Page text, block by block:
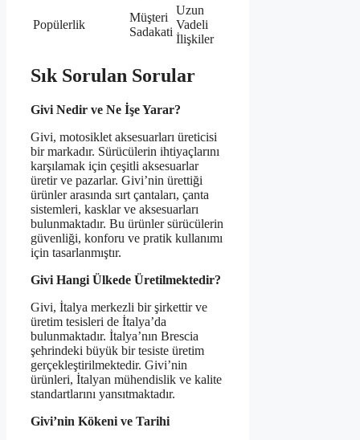
Popülerlik
Müşteri
Sadakati
Uzun
Vadeli
İlişkiler
Sık Sorulan Sorular
Givi Nedir ve Ne İşe Yarar?
Givi, motosiklet aksesuarları üreticisi
bir markadır. Sürücülerin ihtiyaçlarını
karşılamak için çeşitli aksesuarlar
üretir ve pazarlar. Givi’nin ürettiği
ürünler arasında sırt çantaları, çanta
sistemleri, kasklar ve aksesuarları
bulunmaktadır. Bu ürünler sürücülerin
güvenliği, konforu ve pratik kullanımı
için tasarlanmıştır.
Givi Hangi Ülkede Üretilmektedir?
Givi, İtalya merkezli bir şirkettir ve
üretim tesisleri de İtalya’da
bulunmaktadır. İtalya’nın Brescia
şehrindeki büyük bir tesiste üretim
gerçekleştirilmektedir. Givi’nin
ürünleri, İtalyan mühendislik ve kalite
standartlarını yansıtmaktadır.
Givi’nin Kökeni ve Tarihi